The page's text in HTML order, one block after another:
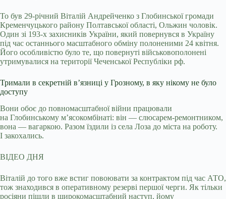
То був 29-річний Віталій Андрейченко з Глобинської громади
Кременчуцького району Полтавської області, Ольжин чоловік.
Один зі 193-х захисників України, який повернувся в Україну
під час останнього масштабного обміну полоненими 24 квітня.
Його особливістю було те, що повернуті військовополонені
утримувалися на території Чеченської Республіки рф.
Тримали в секретній в’язниці у Грозному, в яку нікому не було
доступу
Вони обоє до повномасштабної війни працювали
на Глобинському м’ясокомбінаті: він — слюсарем-ремонтником,
вона — вагаркою. Разом їздили із села Лоза до міста на роботу.
І закохались.
ВІДЕО ДНЯ
Віталій до того вже встиг повоювати за контрактом під час АТО,
тож знаходився в оперативному резерві першої черги. Як тільки
росіяни пішли в широкомасштабний наступ, йому